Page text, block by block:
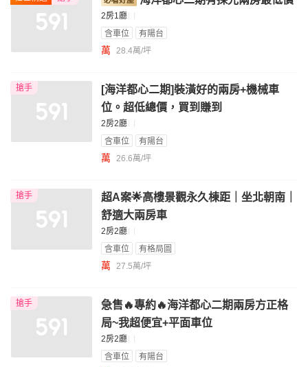
2房1廳
含車位
有陽台
萬 28.4萬/坪
搶手
[海洋都心二期]裝潢好的兩房+機械車
位。超低總價，買到賺到
2房2廳
含車位
有陽台
萬 26.6萬/坪
搶手
超A案🌟高樓景觀永久棟距｜坐北朝南｜
舒適大兩房車
2房2廳
含車位
有格局圖
萬 27.5萬/坪
搶手
急售🔥專約🔥海洋都心二期兩房方正格
局~我超便宜+平面車位
2房2廳
含車位
有陽台